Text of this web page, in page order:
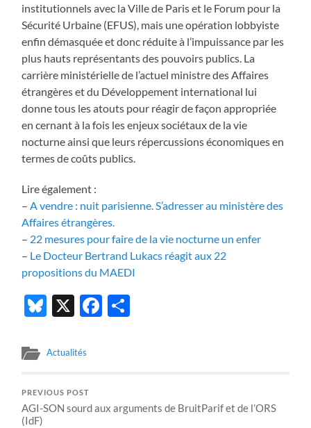
institutionnels avec la Ville de Paris et le Forum pour la
Sécurité Urbaine (EFUS), mais une opération lobbyiste
enfin démasquée et donc réduite à l’impuissance par les
plus hauts représentants des pouvoirs publics. La
carrière ministérielle de l’actuel ministre des Affaires
étrangères et du Développement international lui
donne tous les atouts pour réagir de façon appropriée
en cernant à la fois les enjeux sociétaux de la vie
nocturne ainsi que leurs répercussions économiques en
termes de coûts publics.
Lire également :
– A vendre : nuit parisienne. S’adresser au ministère des
Affaires étrangères.
– 22 mesures pour faire de la vie nocturne un enfer
– Le Docteur Bertrand Lukacs réagit aux 22
propositions du MAEDI
Bluesky
X Facebook
Actualités
PREVIOUS POST
AGI-SON sourd aux arguments de BruitParif et de l’ORS
(IdF)